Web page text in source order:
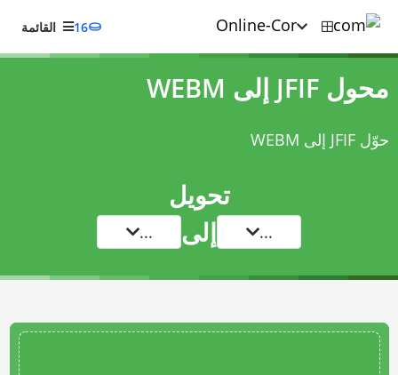
16 القائمة
محول JFIF إلى WEBM
حوّل JFIF إلى WEBM
تحويل
... إلى ...